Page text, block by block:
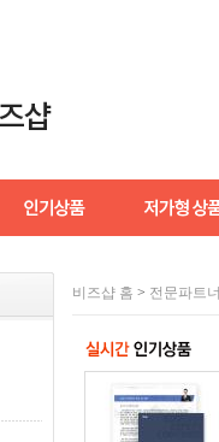
비즈샵 홈 > 전문파트너